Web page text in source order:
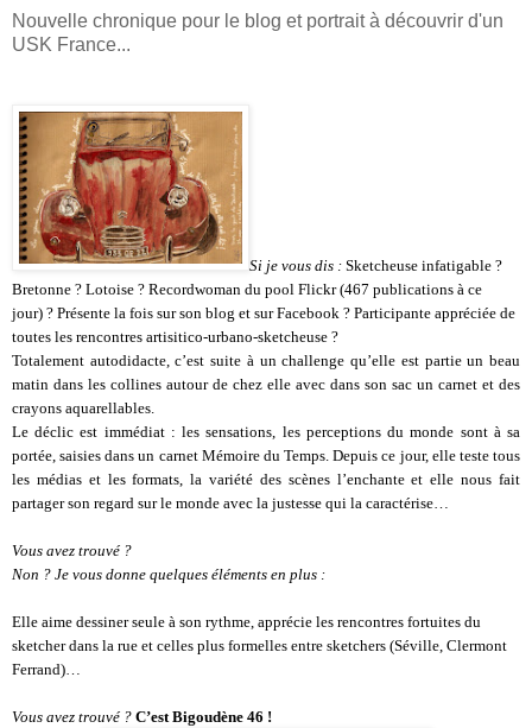
Nouvelle chronique pour le blog et portrait à découvrir d'un
USK France...
Si je vous dis : Sketcheuse infatigable ?
Bretonne ? Lotoise ? Recordwoman du pool Flickr (467 publications à ce
jour) ? Présente la fois sur son blog et sur Facebook ? Participante appréciée de
toutes les rencontres artisitico-urbano-sketcheuse ?
Totalement autodidacte, c’est suite à un challenge qu’elle est partie un beau
matin dans les collines autour de chez elle avec dans son sac un carnet et des
crayons aquarellables.
Le déclic est immédiat : les sensations, les perceptions du monde sont à sa
portée, saisies dans un carnet Mémoire du Temps. Depuis ce jour, elle teste tous
les médias et les formats, la variété des scènes l’enchante et elle nous fait
partager son regard sur le monde avec la justesse qui la caractérise…
Vous avez trouvé ?
Non ? Je vous donne quelques éléments en plus :
Elle aime dessiner seule à son rythme, apprécie les rencontres fortuites du
sketcher dans la rue et celles plus formelles entre sketchers (Séville, Clermont
Ferrand)…
Vous avez trouvé ? C’est Bigoudène 46 !